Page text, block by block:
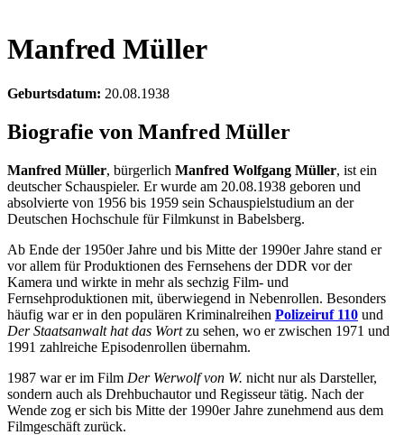
Manfred Müller
Geburtsdatum: 20.08.1938
Biografie von Manfred Müller
Manfred Müller, bürgerlich Manfred Wolfgang Müller, ist ein
deutscher Schauspieler. Er wurde am 20.08.1938 geboren und
absolvierte von 1956 bis 1959 sein Schauspielstudium an der
Deutschen Hochschule für Filmkunst in Babelsberg.
Ab Ende der 1950er Jahre und bis Mitte der 1990er Jahre stand er
vor allem für Produktionen des Fernsehens der DDR vor der
Kamera und wirkte in mehr als sechzig Film- und
Fernsehproduktionen mit, überwiegend in Nebenrollen. Besonders
häufig war er in den populären Kriminalreihen Polizeiruf 110 und
Der Staatsanwalt hat das Wortzu sehen, wo er zwischen 1971 und
1991 zahlreiche Episodenrollen übernahm.
1987 war er im Film Der Werwolf von W. nicht nur als Darsteller,
sondern auch als Drehbuchautor und Regisseur tätig. Nach der
Wende zog er sich bis Mitte der 1990er Jahre zunehmend aus dem
Filmgeschäft zurück.